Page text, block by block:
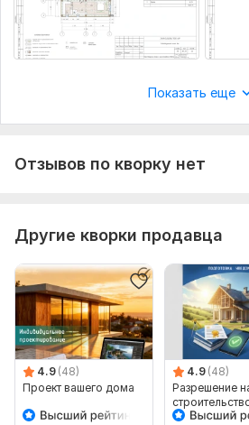
Объем услуги в кворке:
Проектная
листах
Показать еще
Отзывов по кворку нет
Другие кворки продавца
4.9 (48)
Проект вашего дома
4.9 (48)
Разрешение
Подготовка